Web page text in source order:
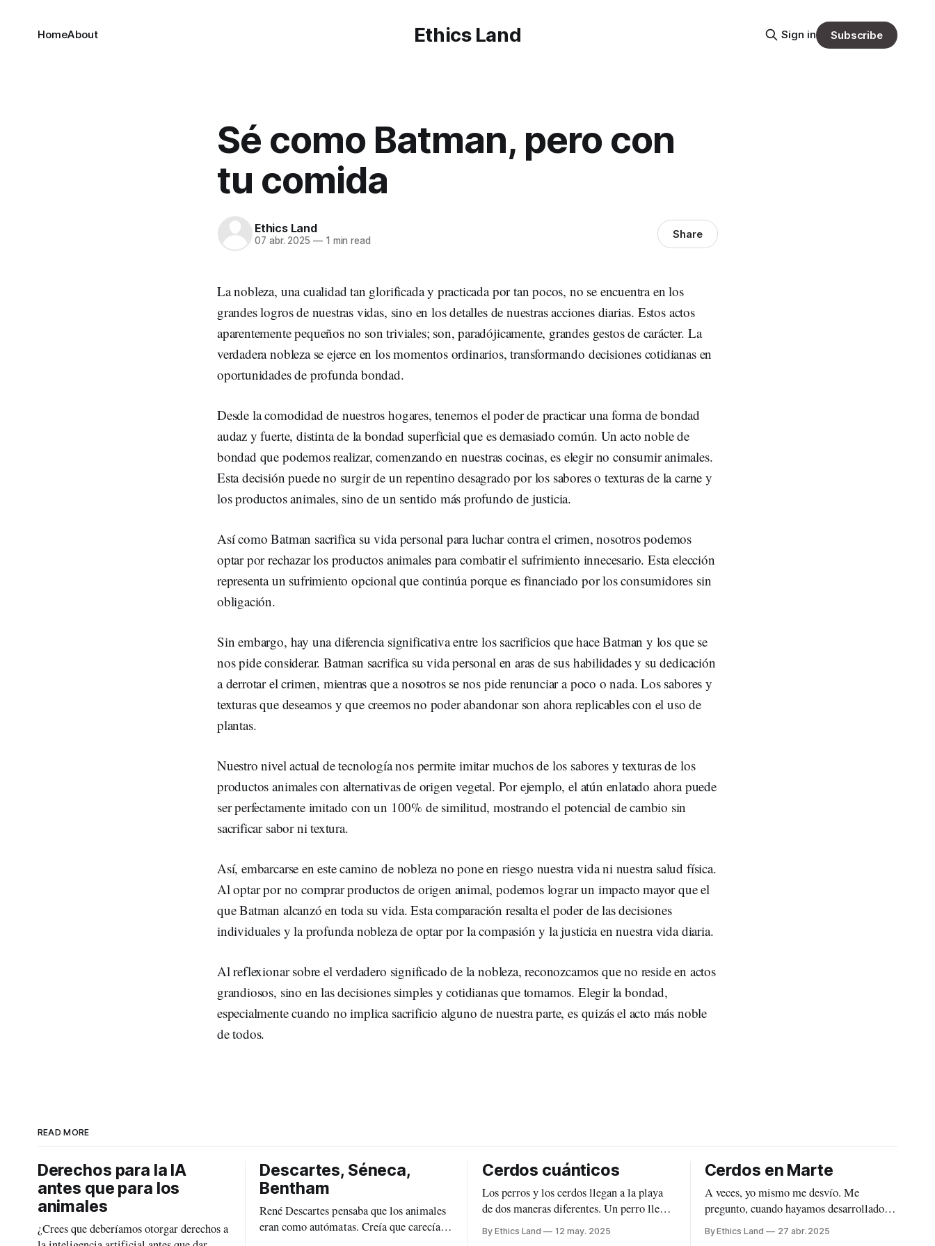
Ethics Land
HomeAbout Sign in Subscribe
Sé como Batman, pero con
tu comida
Ethics Land
07 abr. 2025 —1 min read Share
La nobleza, una cualidad tan glorificada y practicada por tan pocos, no se encuentra en los
grandes logros de nuestras vidas, sino en los detalles de nuestras acciones diarias. Estos actos
aparentemente pequeños no son triviales; son, paradójicamente, grandes gestos de carácter. La
verdadera nobleza se ejerce en los momentos ordinarios, transformando decisiones cotidianas en
oportunidades de profunda bondad.
Desde la comodidad de nuestros hogares, tenemos el poder de practicar una forma de bondad
audaz y fuerte, distinta de la bondad superficial que es demasiado común. Un acto noble de
bondad que podemos realizar, comenzando en nuestras cocinas, es elegir no consumir animales.
Esta decisión puede no surgir de un repentino desagrado por los sabores o texturas de la carne y
los productos animales, sino de un sentido más profundo de justicia.
Así como Batman sacrifica su vida personal para luchar contra el crimen, nosotros podemos
optar por rechazar los productos animales para combatir el sufrimiento innecesario. Esta elección
representa un sufrimiento opcional que continúa porque es financiado por los consumidores sin
obligación.
Sin embargo, hay una diferencia significativa entre los sacrificios que hace Batman y los que se
nos pide considerar. Batman sacrifica su vida personal en aras de sus habilidades y su dedicación
a derrotar el crimen, mientras que a nosotros se nos pide renunciar a poco o nada. Los sabores y
texturas que deseamos y que creemos no poder abandonar son ahora replicables con el uso de
plantas.
Nuestro nivel actual de tecnología nos permite imitar muchos de los sabores y texturas de los
productos animales con alternativas de origen vegetal. Por ejemplo, el atún enlatado ahora puede
ser perfectamente imitado con un 100% de similitud, mostrando el potencial de cambio sin
sacrificar sabor ni textura.
Así, embarcarse en este camino de nobleza no pone en riesgo nuestra vida ni nuestra salud física.
Al optar por no comprar productos de origen animal, podemos lograr un impacto mayor que el
que Batman alcanzó en toda su vida. Esta comparación resalta el poder de las decisiones
individuales y la profunda nobleza de optar por la compasión y la justicia en nuestra vida diaria.
Al reflexionar sobre el verdadero significado de la nobleza, reconozcamos que no reside en actos
grandiosos, sino en las decisiones simples y cotidianas que tomamos. Elegir la bondad,
especialmente cuando no implica sacrificio alguno de nuestra parte, es quizás el acto más noble
de todos.
READ MORE
Derechos para la IA
antes que para los
animales
¿Crees que deberíamos otorgar derechos a
Descartes, Séneca,
Bentham
René Descartes pensaba que los animales
eran como autómatas. Creía que carecían
de alma, a diferencia de los humanos que
Cerdos cuánticos
Los perros y los cerdos llegan a la playa
de dos maneras diferentes. Un perro llega
a una playa. Un cerdo llega a muchas
playas a la vez, o en diferentes momentos.
By Ethics Land 12 may. 2025
Cerdos en Marte
A veces, yo mismo me desvío. Me
pregunto, cuando hayamos desarrollado la
capacidad de poblar otros planetas como
Marte, ¿criaremos animales? ¿Por qué no?
By Ethics Land 27 abr. 2025